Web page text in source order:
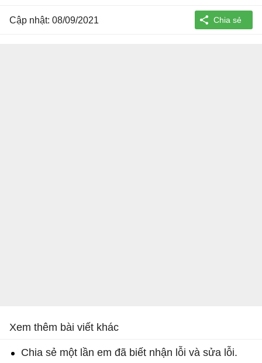
Cập nhật: 08/09/2021
Xem thêm bài viết khác
Chia sẻ một lần em đã biết nhận lỗi và sửa lỗi.